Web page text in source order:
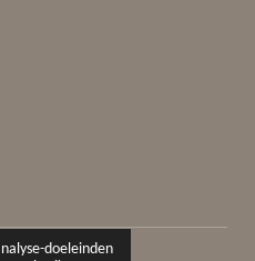
doeleinden